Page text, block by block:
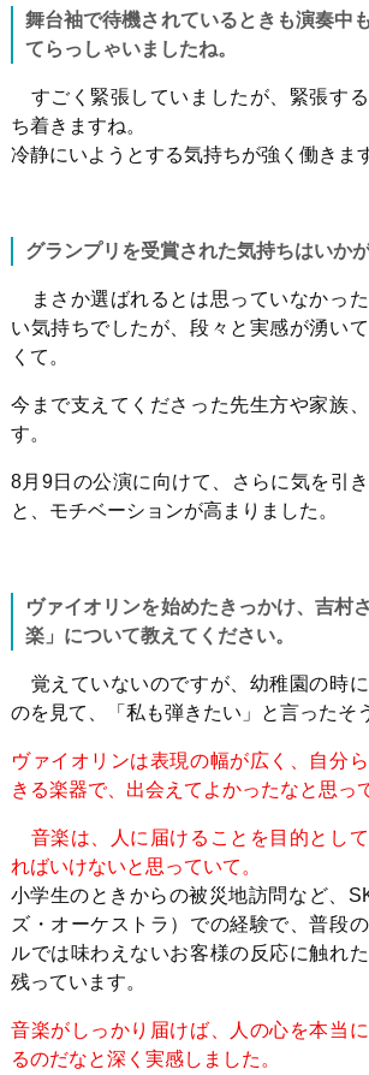
舞台袖で待機されているときも演奏中
てらっしゃいましたね。
すごく緊張していましたが、緊張す
ち着きますね。
冷静にいようとする気持ちが強く働きま
グランプリを受賞された気持ちはいか
まさか選ばれるとは思っていなかっ
い気持ちでしたが、段々と実感が湧い
くて。
今まで支えてくださった先生方や家族
す。
8月 9日の公演に向けて、さらに気を引
と、モチベーションが高まりました。
ヴァイオリンを始めたきっかけ、吉村
楽」について教えてください。
覚えていないのですが、幼稚園の時
のを見て、「私も弾きたい」と言ったそ
ヴァイオリンは表現の幅が広く、自分
きる楽器で、出会えてよかったなと思っ
音楽は、人に届けることを目的とし
ればいけないと思っていて。
小学生のときからの被災地訪問など、
ズ・オーケストラ）での経験で、普段
ルでは味わえないお客様の反応に触れ
残っています。
音楽がしっかり届けば、人の心を本当
るのだなと深く実感しました。